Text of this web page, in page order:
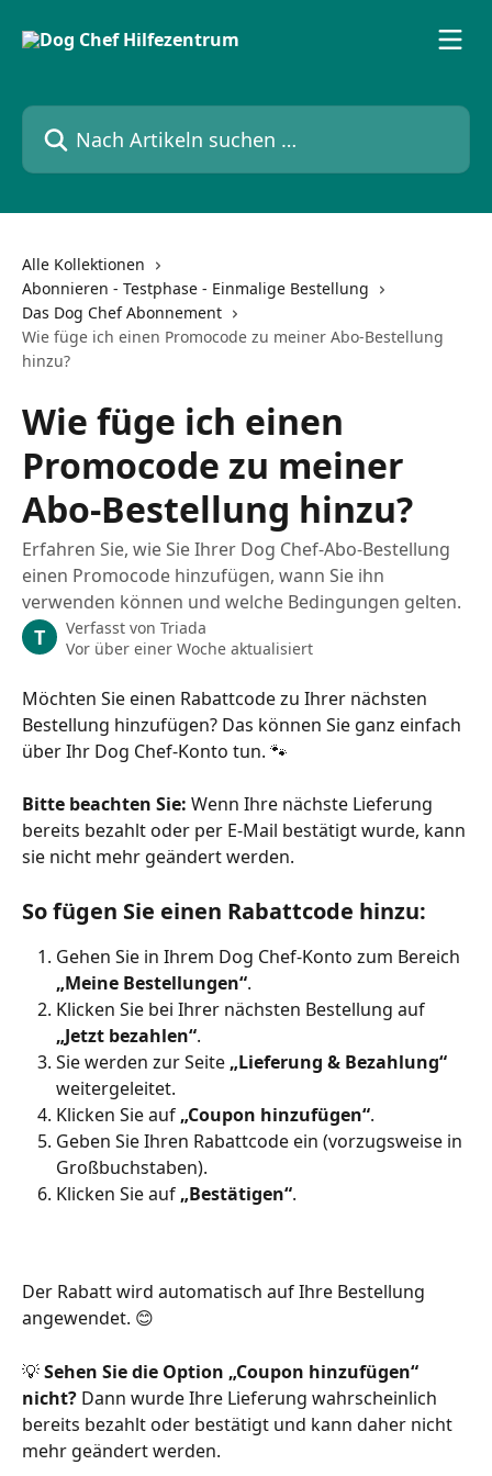
Nach Artikeln suchen …
Alle Kollektionen
Abonnieren - Testphase - Einmalige Bestellung
Das Dog Chef Abonnement
Wie füge ich einen Promocode zu meiner Abo-Bestellung
hinzu?
Wie füge ich einen
Promocode zu meiner
Abo-Bestellung hinzu?
Erfahren Sie, wie Sie Ihrer Dog Chef-Abo-Bestellung
einen Promocode hinzufügen, wann Sie ihn
verwenden können und welche Bedingungen gelten.
T Verfasst von Triada
Vor über einer Woche aktualisiert
Möchten Sie einen Rabattcode zu Ihrer nächsten
Bestellung hinzufügen? Das können Sie ganz einfach
über Ihr Dog Chef-Konto tun. 🐾
Bitte beachten Sie: Wenn Ihre nächste Lieferung
bereits bezahlt oder per E-Mail bestätigt wurde, kann
sie nicht mehr geändert werden.
So fügen Sie einen Rabattcode hinzu:
Gehen Sie in Ihrem Dog Chef-Konto zum Bereich
„Meine Bestellungen“.
Klicken Sie bei Ihrer nächsten Bestellung auf
„Jetzt bezahlen“.
Sie werden zur Seite „Lieferung & Bezahlung“
weitergeleitet.
Klicken Sie auf „Coupon hinzufügen“.
Geben Sie Ihren Rabattcode ein (vorzugsweise in
Großbuchstaben).
Klicken Sie auf „Bestätigen“.
Der Rabatt wird automatisch auf Ihre Bestellung
angewendet. 😊
💡 Sehen Sie die Option „Coupon hinzufügen“
nicht? Dann wurde Ihre Lieferung wahrscheinlich
bereits bezahlt oder bestätigt und kann daher nicht
mehr geändert werden.